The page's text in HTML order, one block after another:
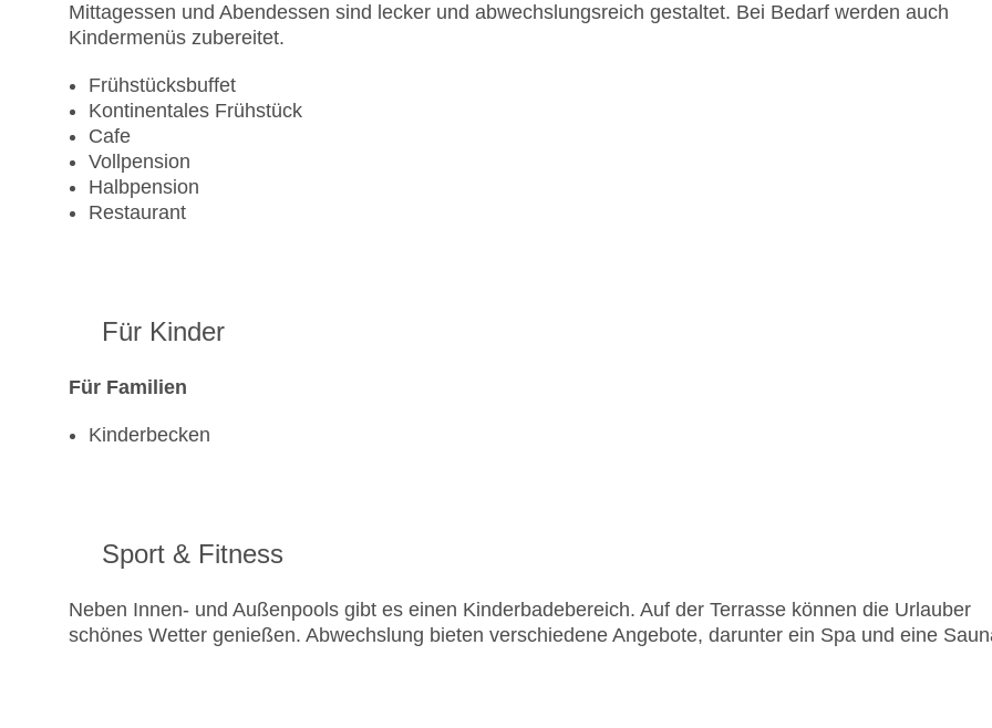
Mittagessen und Abendessen sind lecker und abwechslungsreich gestaltet. Bei Bedarf werden auch
Kindermenüs zubereitet.
Frühstücksbuffet
Kontinentales Frühstück
Cafe
Vollpension
Halbpension
Restaurant
Für Kinder
Für Familien
Kinderbecken
Sport & Fitness
Neben Innen- und Außenpools gibt es einen Kinderbadebereich. Auf der Terrasse können die Urlauber
schönes Wetter genießen. Abwechslung bieten verschiedene Angebote, darunter ein Spa und eine